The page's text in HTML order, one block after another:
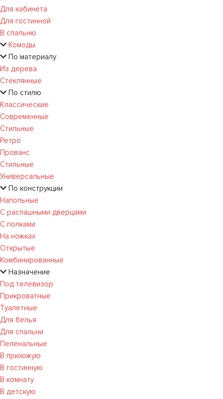
Для кабинета
Для гостинной
В спальню
Комоды
По материалу
Из дерева
Стеклянные
По стилю
Классические
Современные
Стильные
Ретро
Прованс
Стильные
Универсальные
По конструкции
Напольные
С распашными дверцами
С полками
На ножках
Открытые
Комбинированные
Назначение
Под телевизор
Прикроватные
Туалетные
Для белья
Для спальни
Пеленальные
В прихожую
В гостинную
В комнату
В детскую